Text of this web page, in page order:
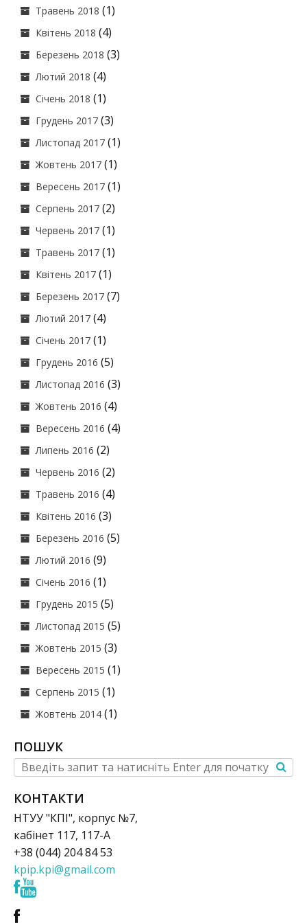
Травень 2018 (1)
Квітень 2018 (4)
Березень 2018 (3)
Лютий 2018 (4)
Січень 2018 (1)
Грудень 2017 (3)
Листопад 2017 (1)
Жовтень 2017 (1)
Вересень 2017 (1)
Серпень 2017 (2)
Червень 2017 (1)
Травень 2017 (1)
Квітень 2017 (1)
Березень 2017 (7)
Лютий 2017 (4)
Січень 2017 (1)
Грудень 2016 (5)
Листопад 2016 (3)
Жовтень 2016 (4)
Вересень 2016 (4)
Липень 2016 (2)
Червень 2016 (2)
Травень 2016 (4)
Квітень 2016 (3)
Березень 2016 (5)
Лютий 2016 (9)
Січень 2016 (1)
Грудень 2015 (5)
Листопад 2015 (5)
Жовтень 2015 (3)
Вересень 2015 (1)
Серпень 2015 (1)
Жовтень 2014 (1)
ПОШУК
КОНТАКТИ
НТУУ "КПІ", корпус №7,
кабінет 117, 117-А
+38 (044) 204 84 53
kpip.kpi@gmail.com